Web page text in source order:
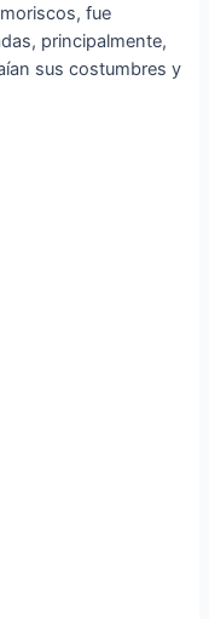
fue
principalmente,
sus costumbres y